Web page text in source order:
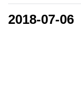
2018-07-06